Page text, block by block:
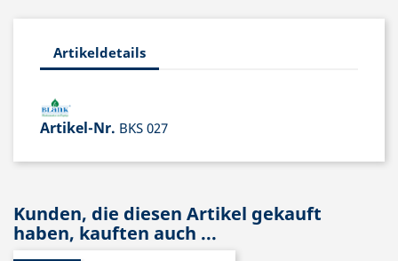
Artikeldetails
Artikel-Nr. BKS 027
Kunden, die diesen Artikel gekauft
haben, kauften auch ...